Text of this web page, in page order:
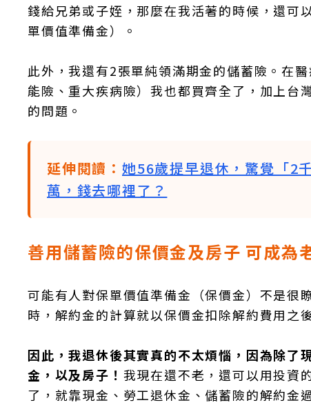
錢給兄弟或子姪，那麼在我活著的時候，還可
單價值準備金）。
此外，我還有2張單純領滿期金的儲蓄險。在
能險、重大疾病險）我也都買齊全了，加上台
的問題。
延伸閱讀： 她56歲提早退休，驚覺「2
萬，錢去哪裡了？
善用儲蓄險的保價金及房子 可成為
可能有人對保單價值準備金（保價金）不是很
時，解約金的計算就以保價金扣除解約費用之
因此，我退休後其實真的不太煩惱，因為除了
金，以及房子！ 我現在還不老，還可以用投資
了，就靠現金、勞工退休金、儲蓄險的解約金